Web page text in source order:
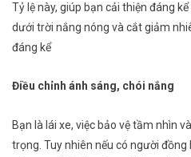
Tỷ lệ này, giúp bạn cải thiện đáng
dưới trời nắng nóng và cắt giảm
đáng kể
Điều chỉnh ánh sáng, chói nắng
Bạn là lái xe, việc bảo vệ tầm nhìn
trọng. Tuy nhiên nếu có người